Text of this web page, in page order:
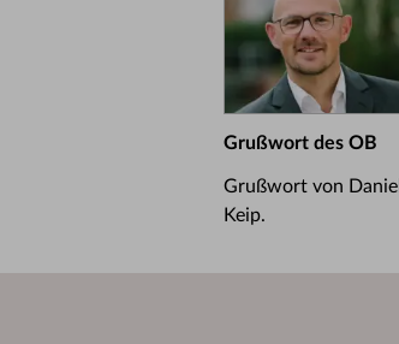
Grußwort des OB
Grußwort von Daniel
Keip.